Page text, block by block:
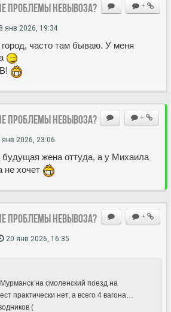
+
проблемы невывоза?
янв 2026, 19:34
часто там бываю. У меня
+
проблемы невывоза?
янв 2026, 23:06
будущая жена оттуда, а у Михаила
не хочет
+
проблемы невывоза?
20 янв 2026, 16:35
на смоленский поезд на
практически нет, а всего 4 вагона…
(